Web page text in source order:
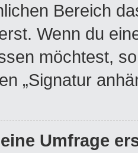
Bereich
Wenn du
möchtest,
„Signatur
Umfrage